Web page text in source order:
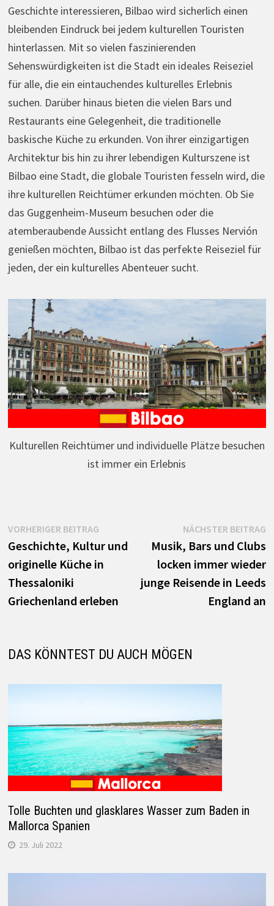
Geschichte interessieren, Bilbao wird sicherlich einen
bleibenden Eindruck bei jedem kulturellen Touristen
hinterlassen. Mit so vielen faszinierenden
Sehenswürdigkeiten ist die Stadt ein ideales Reiseziel
für alle, die ein eintauchendes kulturelles Erlebnis
suchen. Darüber hinaus bieten die vielen Bars und
Restaurants eine Gelegenheit, die traditionelle
baskische Küche zu erkunden. Von ihrer einzigartigen
Architektur bis hin zu ihrer lebendigen Kulturszene ist
Bilbao eine Stadt, die globale Touristen fesseln wird, die
ihre kulturellen Reichtümer erkunden möchten. Ob Sie
das Guggenheim-Museum besuchen oder die
atemberaubende Aussicht entlang des Flusses Nervión
genießen möchten, Bilbao ist das perfekte Reiseziel für
jeden, der ein kulturelles Abenteuer sucht.
Kulturellen Reichtümer und individuelle Plätze besuchen
ist immer ein Erlebnis
Beitrags-
Navigation
VORHERIGER BEITRAGVorheriger
Beitrag:
Geschichte, Kultur und
originelle Küche in
Thessaloniki
Griechenland erleben
NÄCHSTER BEITRAG
Musik, Bars und Clubs
locken immer wieder
junge Reisende in Leeds
England an
DAS KÖNNTEST DU AUCH MÖGEN
Tolle Buchten und glasklares Wasser zum Baden in
Mallorca Spanien
29. Juli 2022